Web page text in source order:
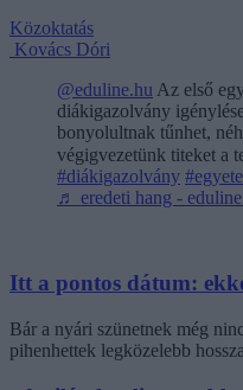
Közoktatás
Kovács Dóri
@eduline.hu Az első
diákigazolvány
bonyolultnak tűnhet,
végigvezetünk titeket a
#diákigazolvány
♬ eredeti hang -
Itt a pontos dátum:
Bár a nyári szünetnek még
pihenhettek legközelebb